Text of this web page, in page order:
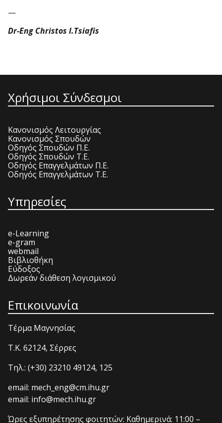
—
Dr-Eng Christos I.Tsiafis
Χρήσιμοι Σύνδεσμοι
Κανονισμός Λειτουργίας
Κανονισμός Σπουδών
Οδηγός Σπουδών Π.Ε.
Οδηγός Σπουδών Τ.Ε.
Οδηγός Επαγγελμάτων Π.Ε.
Οδηγός Επαγγελμάτων Τ.Ε.
Υπηρεσίες
e-Learning
e-gram
webmail
Βιβλιοθήκη
Εύδοξος
Δωρεάν διάθεση λογισμικού
Επικοινωνία
Τέρμα Μαγνησίας
T.K. 62124, Σέρρες
Τηλ.: (+30) 23210 49124, 125
email: mech_eng@cm.ihu.gr
email: info@mech.ihu.gr
Ώρες εξυπηρέτησης φοιτητών: Καθημερινά: 11:00 –